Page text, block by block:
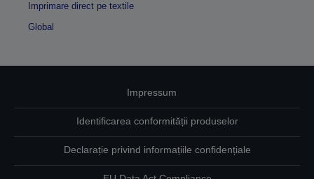
Imprimare direct pe textile
Global
Impressum
Identificarea conformității produselor
Declarație privind informațiile confidențiale